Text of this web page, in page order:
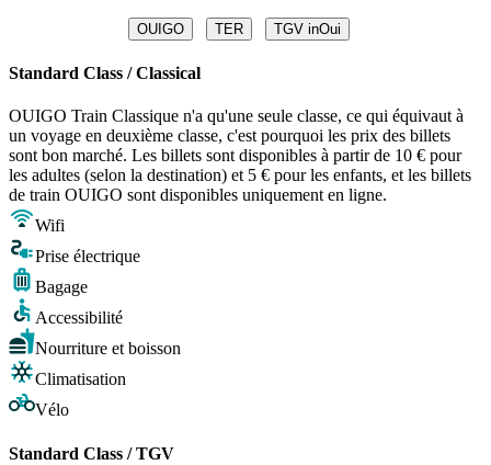
OUIGO TER TGV inOui
Standard Class / Classical
OUIGO Train Classique n'a qu'une seule classe, ce qui équivaut à
un voyage en deuxième classe, c'est pourquoi les prix des billets
sont bon marché. Les billets sont disponibles à partir de 10 € pour
les adultes (selon la destination) et 5 € pour les enfants, et les billets
de train OUIGO sont disponibles uniquement en ligne.
Wifi
Prise électrique
Bagage
Accessibilité
Nourriture et boisson
Climatisation
Vélo
Standard Class / TGV